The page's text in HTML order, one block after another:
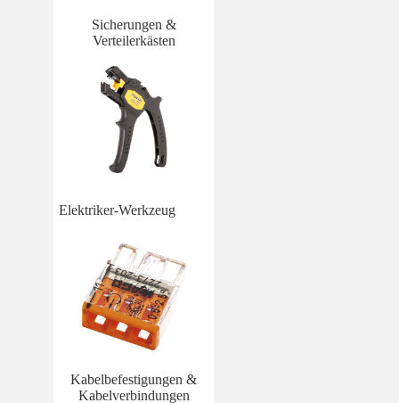
Sicherungen &
Verteilerkästen
Elektriker-Werkzeug
Kabelbefestigungen &
Kabelverbindungen